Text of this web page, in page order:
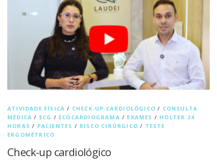
ATIVIDADE FÍSICA / CHECK-UP CARDIOLÓGICO / CONSULTA
MÉDICA / ECG / ECOCARDIOGRAMA / EXAMES / HOLTER 24
HORAS / PACIENTES / RISCO CIRÚRGICO / TESTE
ERGOMÉTRICO
Check-up cardiológico